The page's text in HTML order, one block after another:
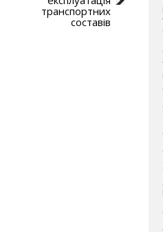
транспортних
составів